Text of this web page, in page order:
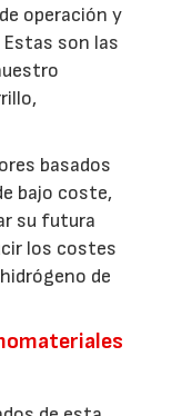
operación y
son las
basados
bajo coste,
su futura
los costes
de